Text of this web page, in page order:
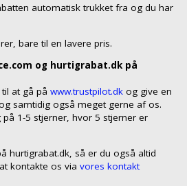
automatisk trukket fra og du har
bare til en lavere pris.
og hurtigrabat.dk på
at gå på www.trustpilot.dk og give en
samtidig også meget gerne af os.
1-5 stjerner, hvor 5 stjerner er
hurtigrabat.dk, så er du også altid
kontakte os via vores kontakt